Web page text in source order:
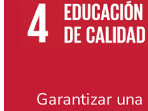
Garantizar